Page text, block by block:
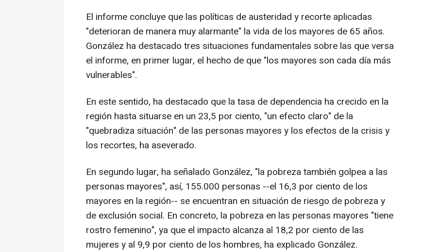
El informe concluye que las políticas de austeridad y recorte aplicadas
"deterioran de manera muy alarmante" la vida de los mayores de 65 años.
González ha destacado tres situaciones fundamentales sobre las que versa
el informe, en primer lugar, el hecho de que "los mayores son cada día más
vulnerables".
En este sentido, ha destacado que la tasa de dependencia ha crecido en la
región hasta situarse en un 23,5 por ciento, "un efecto claro" de la
"quebradiza situación" de las personas mayores y los efectos de la crisis y
los recortes, ha aseverado.
En segundo lugar, ha señalado González, "la pobreza también golpea a las
personas mayores", así, 155.000 personas --el 16,3 por ciento de los
mayores en la región-- se encuentran en situación de riesgo de pobreza y
de exclusión social. En concreto, la pobreza en las personas mayores "tiene
rostro femenino", ya que el impacto alcanza al 18,2 por ciento de las
mujeres y al 9,9 por ciento de los hombres, ha explicado González.